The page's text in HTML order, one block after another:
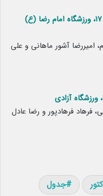
نساجی مازندران – پرسپولیس، ساعت ۱۷، ورزشگاه امام رضا (ع)
امیررضا آشور ماهانی و علی
فرهادپور و رضا عادل
جدول